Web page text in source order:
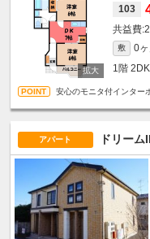
103
敷 0ヶ
1階
安心のモニタ付インター
アパート ドリーム